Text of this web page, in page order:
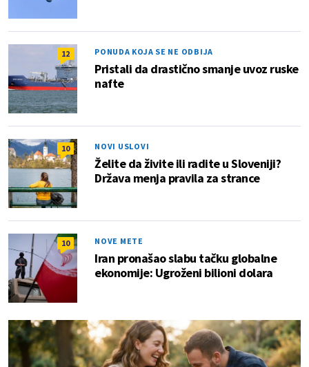
12 PONUDA KOJA SE NE ODBIJA
Pristali da drastično smanje uvoz ruske
nafte
10 NOVI USLOVI
Želite da živite ili radite u Sloveniji?
Država menja pravila za strance
10 NOVE METE
Iran pronašao slabu tačku globalne
ekonomije: Ugroženi bilioni dolara